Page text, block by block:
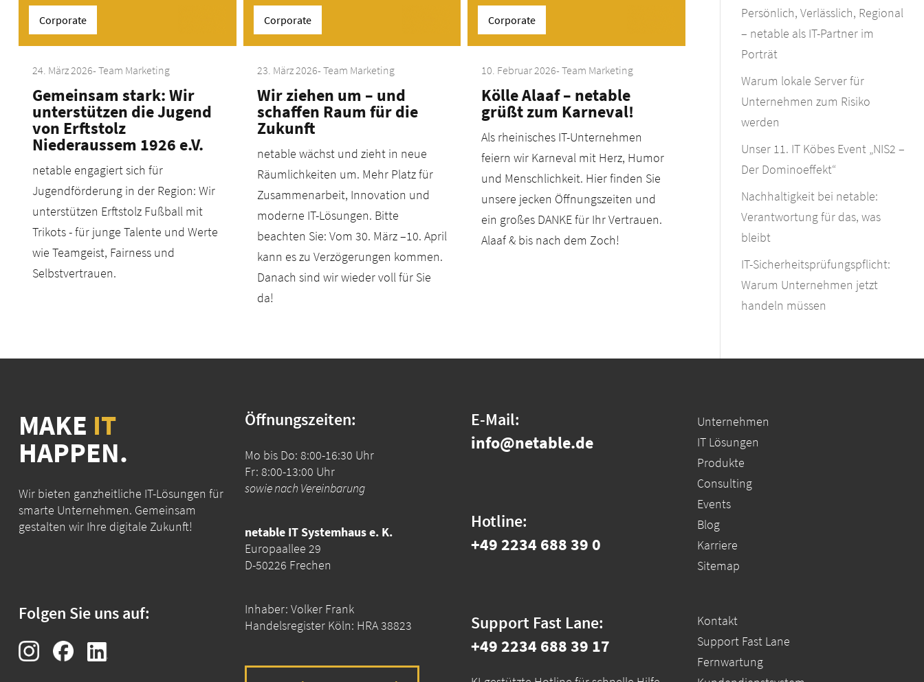
Corporate
24. März 2026- Team Marketing
Gemeinsam stark: Wir
unterstützen die Jugend
von Erftstolz
Niederaussem 1926 e.V.
netable engagiert sich für
Jugendförderung in der Region: Wir
unterstützen Erftstolz Fußball mit
Trikots - für junge Talente und Werte
wie Teamgeist, Fairness und
Selbstvertrauen.
Corporate
23. März 2026- Team Marketing
Wir ziehen um – und
schaffen Raum für die
Zukunft
netable wächst und zieht in neue
Räumlichkeiten um. Mehr Platz für
Zusammenarbeit, Innovation und
moderne IT-Lösungen. Bitte
beachten Sie: Vom 30. März –10. April
kann es zu Verzögerungen kommen.
Danach sind wir wieder voll für Sie
da!
Corporate
10. Februar 2026- Team Marketing
Kölle Alaaf – netable
grüßt zum Karneval!
Als rheinisches IT-Unternehmen
feiern wir Karneval mit Herz, Humor
und Menschlichkeit. Hier finden Sie
unsere jecken Öffnungszeiten und
ein großes DANKE für Ihr Vertrauen.
Alaaf & bis nach dem Zoch!
Persönlich, Verlässlich, Regional
– netable als IT-Partner im
Porträt
Warum lokale Server für
Unternehmen zum Risiko
werden
Unser 11. IT Köbes Event „NIS2 –
Der Dominoeffekt“
Nachhaltigkeit bei netable:
Verantwortung für das, was
bleibt
IT-Sicherheitsprüfungspflicht:
Warum Unternehmen jetzt
handeln müssen
MAKE IT
HAPPEN.
Wir bieten ganzheitliche IT-Lösungen für
smarte Unternehmen. Gemeinsam
gestalten wir Ihre digitale Zukunft!
Folgen Sie uns auf:
Öffnungszeiten:
Mo bis Do: 8:00-16:30 Uhr
Fr: 8:00-13:00 Uhr
sowie nach Vereinbarung
netable IT Systemhaus e. K.
Europaallee 29
D-50226 Frechen
Inhaber: Volker Frank
Handelsregister Köln: HRA 38823
E-Mail:
info@netable.de
Hotline:
+49 2234 688 39 0
Support Fast Lane:
+49 2234 688 39 17
Unternehmen
IT Lösungen
Produkte
Consulting
Events
Blog
Karriere
Sitemap
Kontakt
Support Fast Lane
Fernwartung